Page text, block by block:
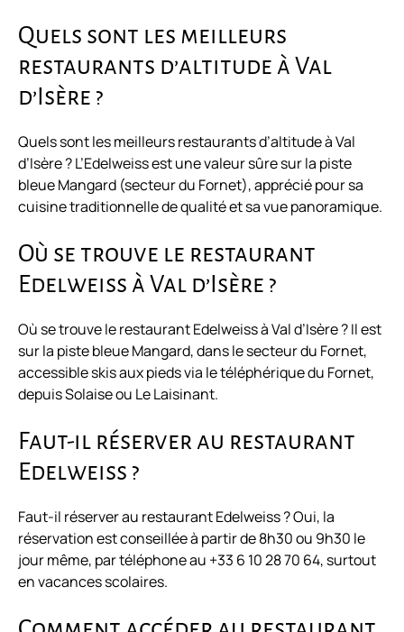
Quels sont les meilleurs
restaurants d’altitude à Val
d’Isère ?
Quels sont les meilleurs restaurants d’altitude à Val
d’Isère ? L’Edelweiss est une valeur sûre sur la piste
bleue Mangard (secteur du Fornet), apprécié pour sa
cuisine traditionnelle de qualité et sa vue panoramique.
Où se trouve le restaurant
Edelweiss à Val d’Isère ?
Où se trouve le restaurant Edelweiss à Val d’Isère ? Il est
sur la piste bleue Mangard, dans le secteur du Fornet,
accessible skis aux pieds via le téléphérique du Fornet,
depuis Solaise ou Le Laisinant.
Faut-il réserver au restaurant
Edelweiss ?
Faut-il réserver au restaurant Edelweiss ? Oui, la
réservation est conseillée à partir de 8h30 ou 9h30 le
jour même, par téléphone au +33 6 10 28 70 64, surtout
en vacances scolaires.